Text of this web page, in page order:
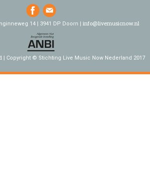
14 | 3941 DP Doorn | info@livemusicnow.nl
Copyright © Stichting Live Music Now Nederland 2017